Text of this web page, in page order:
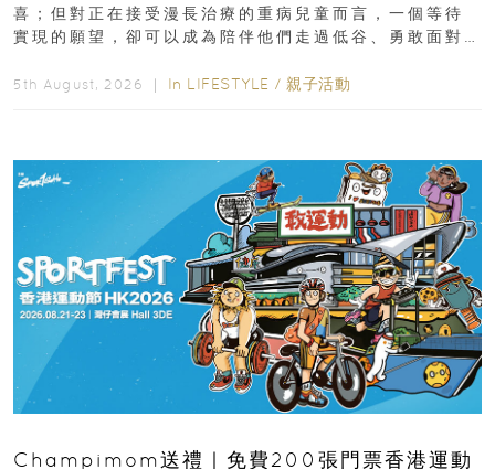
喜；但對正在接受漫長治療的重病兒童而言，一個等待
實現的願望，卻可以成為陪伴他們走過低谷、勇敢面對
5th August, 2026 ｜ In LIFESTYLE / 親子活動
Champimom送禮｜免費200張門票香港運動